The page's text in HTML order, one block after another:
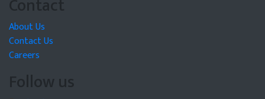
About Us
Contact Us
Careers
Follow us